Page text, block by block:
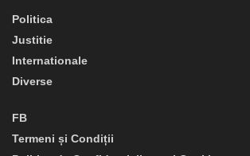
Politica
Justitie
Internationale
Diverse
FB
Termeni și Condiții